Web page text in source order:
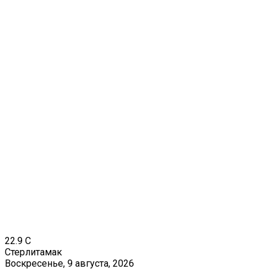
22.9 C
Стерлитамак
Воскресенье, 9 августа, 2026